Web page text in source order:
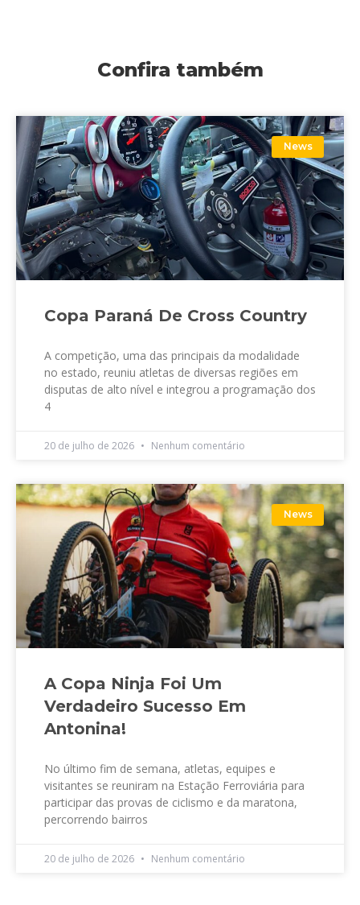
Confira também
News
Copa Paraná De Cross Country
A competição, uma das principais da modalidade
no estado, reuniu atletas de diversas regiões em
disputas de alto nível e integrou a programação dos
4
20 de julho de 2026 Nenhum comentário
News
A Copa Ninja Foi Um
Verdadeiro Sucesso Em
Antonina!
No último fim de semana, atletas, equipes e
visitantes se reuniram na Estação Ferroviária para
participar das provas de ciclismo e da maratona,
percorrendo bairros
20 de julho de 2026 Nenhum comentário